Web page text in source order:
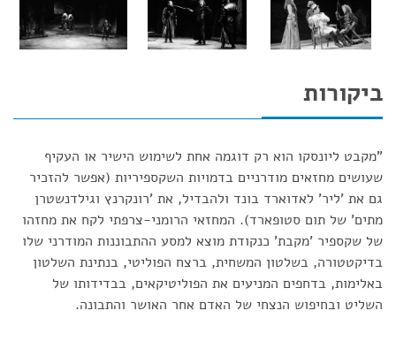
ביקורות
"מקבט ליונסקו הוא רק דוגמה אחת לשימוש הישיר או העקיף
שעושים מחזאים מודרניים בדמויות השקספיריות (אפשר להזכיר
גם את 'ליר' לאדוארד בונד ולהבדיל, את 'רונקרנץ וגילדנשטרן
מתים' של תום סטופארד). המחזאי הרומני-צרפתי לקח את מחזהו
של שקספיר 'מקבת' כנקודת מוצא למסע ההתבוננות המודרני שלו
בדיקטטורה, בשלטון המשחית, ברצח הפוליטי, בנתינת השלטון
באלימות, בדחפים המניעים את הפוליטיקאים, בבדידותו של
השליט ובחיפוש הנצחי של האדם אחר האושר והתבונה.